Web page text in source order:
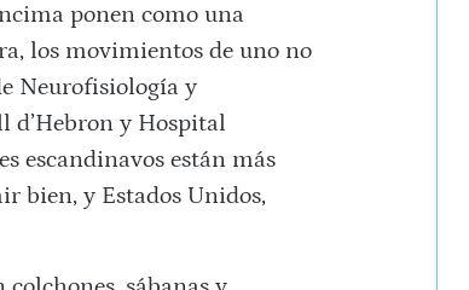
ponen como una
los movimientos de uno no
Neurofisiología y
d’Hebron y Hospital
escandinavos están más
bien, y Estados Unidos,